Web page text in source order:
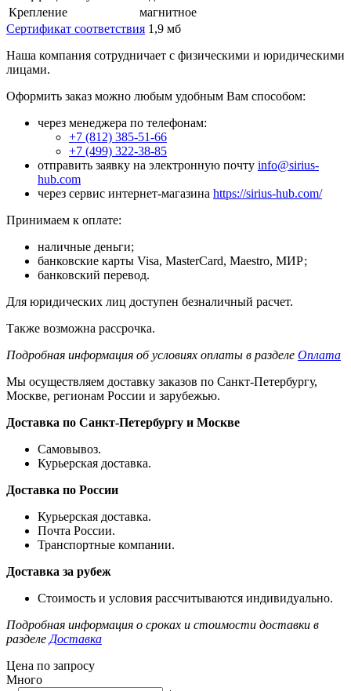
Крепление
магнитное
Сертификат соответствия 1,9 мб
Наша компания сотрудничает с физическими и юридическими
лицами.
Оформить заказ можно любым удобным Вам способом:
через менеджера по телефонам:
+7 (812) 385-51-66
+7 (499) 322-38-85
отправить заявку на электронную почту info@sirius-
hub.com
через сервис интернет-магазина https://sirius-hub.com/
Принимаем к оплате:
наличные деньги;
банковские карты Visa, MasterCard, Maestro, МИР;
банковский перевод.
Для юридических лиц доступен безналичный расчет.
Также возможна рассрочка.
Подробная информация об условиях оплаты в разделе Оплата
Мы осуществляем доставку заказов по Санкт-Петербургу,
Москве, регионам России и зарубежью.
Доставка по Санкт-Петербургу и Москве
Самовывоз.
Курьерская доставка.
Доставка по России
Курьерская доставка.
Почта России.
Транспортные компании.
Доставка за рубеж
Стоимость и условия рассчитываются индивидуально.
Подробная информация о сроках и стоимости доставки в
разделе Доставка
Цена по запросу
Много